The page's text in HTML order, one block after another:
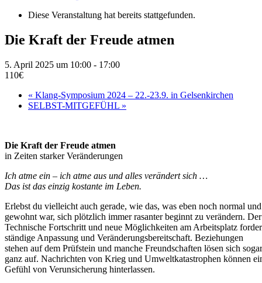
Diese Veranstaltung hat bereits stattgefunden.
Die Kraft der Freude atmen
5. April 2025 um 10:00 - 17:00
110€
« Klang-Symposium 2024 – 22.-23.9. in Gelsenkirchen
SELBST-MITGEFÜHL »
Die Kraft der Freude atmen
in Zeiten starker Veränderungen
Ich atme ein – ich atme aus und alles verändert sich …
Das ist das einzig kostante im Leben.
Erlebst du vielleicht auch gerade, wie das, was eben noch normal und
gewohnt war, sich plötzlich immer rasanter beginnt zu verändern. Der
Technische Fortschritt und neue Möglichkeiten am Arbeitsplatz
ständige Anpassung und Veränderungsbereitschaft. Beziehungen
stehen auf dem Prüfstein und manche Freundschaften lösen sich sogar
ganz auf. Nachrichten von Krieg und Umweltkatastrophen können
Gefühl von Verunsicherung hinterlassen.